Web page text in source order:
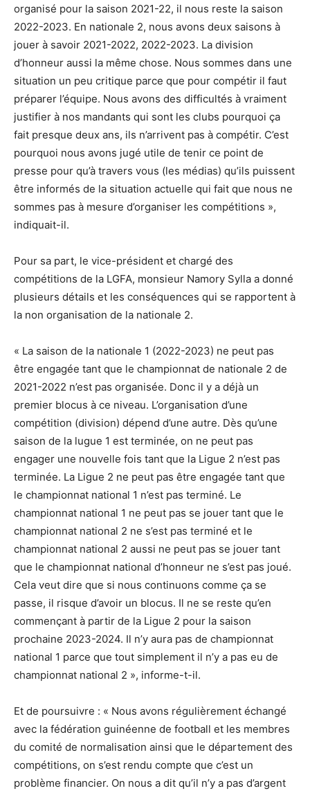
organisé pour la saison 2021-22, il nous reste la saison
2022-2023. En nationale 2, nous avons deux saisons à
jouer à savoir 2021-2022, 2022-2023. La division
d’honneur aussi la même chose. Nous sommes dans une
situation un peu critique parce que pour compétir il faut
préparer l’équipe. Nous avons des difficultés à vraiment
justifier à nos mandants qui sont les clubs pourquoi ça
fait presque deux ans, ils n’arrivent pas à compétir. C’est
pourquoi nous avons jugé utile de tenir ce point de
presse pour qu’à travers vous (les médias) qu’ils puissent
être informés de la situation actuelle qui fait que nous ne
sommes pas à mesure d’organiser les compétitions »,
indiquait-il.
Pour sa part, le vice-président et chargé des
compétitions de la LGFA, monsieur Namory Sylla a donné
plusieurs détails et les conséquences qui se rapportent à
la non organisation de la nationale 2.
« La saison de la nationale 1 (2022-2023) ne peut pas
être engagée tant que le championnat de nationale 2 de
2021-2022 n’est pas organisée. Donc il y a déjà un
premier blocus à ce niveau. L’organisation d’une
compétition (division) dépend d’une autre. Dès qu’une
saison de la lugue 1 est terminée, on ne peut pas
engager une nouvelle fois tant que la Ligue 2 n’est pas
terminée. La Ligue 2 ne peut pas être engagée tant que
le championnat national 1 n’est pas terminé. Le
championnat national 1 ne peut pas se jouer tant que le
championnat national 2 ne s’est pas terminé et le
championnat national 2 aussi ne peut pas se jouer tant
que le championnat national d’honneur ne s’est pas joué.
Cela veut dire que si nous continuons comme ça se
passe, il risque d’avoir un blocus. Il ne se reste qu’en
commençant à partir de la Ligue 2 pour la saison
prochaine 2023-2024. Il n’y aura pas de championnat
national 1 parce que tout simplement il n’y a pas eu de
championnat national 2 », informe-t-il.
Et de poursuivre : « Nous avons régulièrement échangé
avec la fédération guinéenne de football et les membres
du comité de normalisation ainsi que le département des
compétitions, on s’est rendu compte que c’est un
problème financier. On nous a dit qu’il n’y a pas d’argent